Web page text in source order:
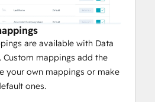
are available with Data
Custom mappings add the
your own mappings or make
ones.